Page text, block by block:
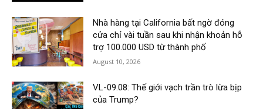
Nhà hàng tại California bất ngờ đóng
cửa chỉ vài tuần sau khi nhận khoản hỗ
trợ 100.000 USD từ thành phố
August 10, 2026
VL-09.08: Thế giới vạch trần trò lừa bịp
của Trump?